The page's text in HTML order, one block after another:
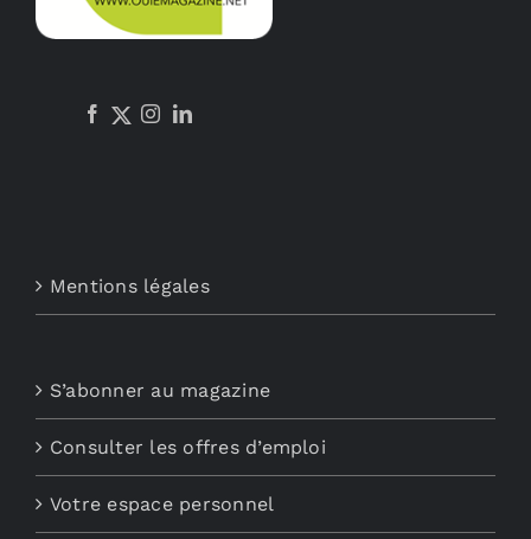
Mentions légales
S’abonner au magazine
Consulter les offres d’emploi
Votre espace personnel